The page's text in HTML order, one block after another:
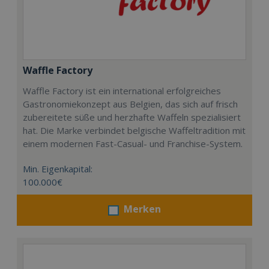
Waffle Factory
Waffle Factory ist ein international erfolgreiches
Gastronomiekonzept aus Belgien, das sich auf frisch
zubereitete süße und herzhafte Waffeln spezialisiert
hat. Die Marke verbindet belgische Waffeltradition mit
einem modernen Fast-Casual- und Franchise-System.
Min. Eigenkapital:
100.000€
Merken